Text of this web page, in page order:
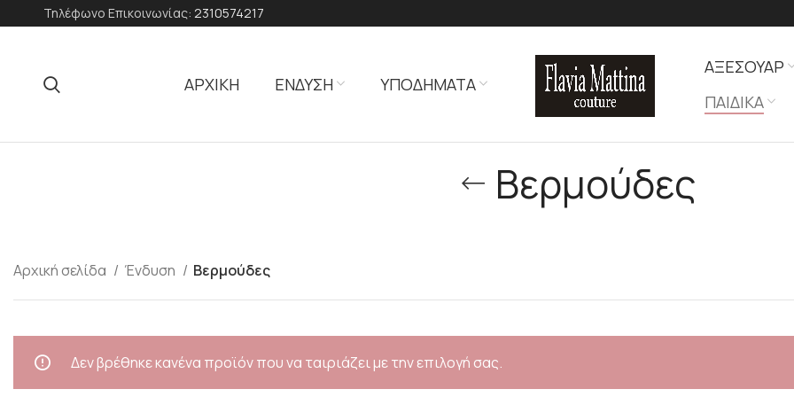
Τηλέφωνο Επικοινωνίας: 2310574217
ΑΡΧΙΚΗ ΕΝΔΥΣΗ ΥΠΟΔΗΜΑΤΑ
ΑΞΕΣΟΥΑΡ
ΠΑΙΔΙΚΑ
Βερμούδες
Αρχική σελίδα Ένδυση Βερμούδες
Δεν βρέθηκε κανένα προϊόν που να ταιριάζει με την επιλογή σας.